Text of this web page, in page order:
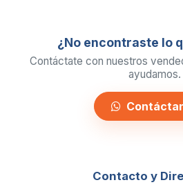
¿No encontraste lo
Contáctate con nuestros
ayudamos.
Contacto y